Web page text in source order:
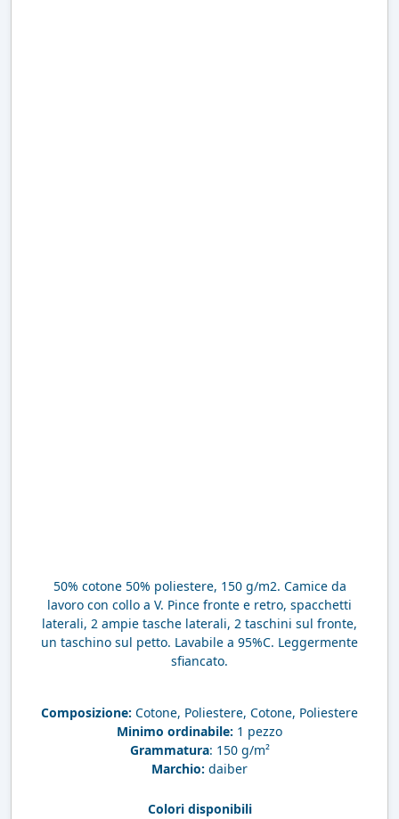
50% cotone 50% poliestere, 150 g/m2. Camice da
lavoro con collo a V. Pince fronte e retro, spacchetti
laterali, 2 ampie tasche laterali, 2 taschini sul fronte,
un taschino sul petto. Lavabile a 95%C. Leggermente
sfiancato.
Composizione: Cotone, Poliestere, Cotone, Poliestere
Minimo ordinabile: 1 pezzo
Grammatura: 150 g/m²
Marchio: daiber
Colori disponibili